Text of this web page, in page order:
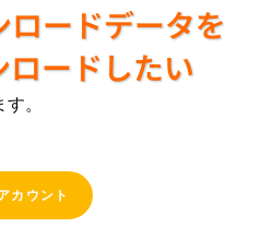
ードデータを
ードしたい
。
カウント